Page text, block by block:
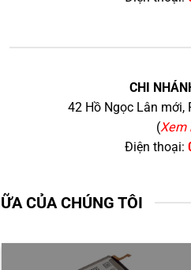
CHI
42 Hồ Ngọc Lân mới,
(Xem
Điện thoại:
CỦA CHÚNG TÔI